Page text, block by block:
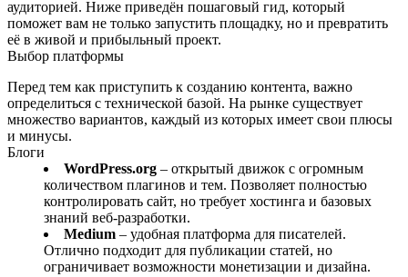
аудиторией. Ниже приведён пошаговый гид, который
поможет вам не только запустить площадку, но и превратить
её в живой и прибыльный проект.
Выбор платформы
Перед тем как приступить к созданию контента, важно
определиться с технической базой. На рынке существует
множество вариантов, каждый из которых имеет свои плюсы
и минусы.
Блоги
WordPress.org – открытый движок с огромным
количеством плагинов и тем. Позволяет полностью
контролировать сайт, но требует хостинга и базовых
знаний веб-разработки.
Medium – удобная платформа для писателей.
Отлично подходит для публикации статей, но
ограничивает возможности монетизации и дизайна.